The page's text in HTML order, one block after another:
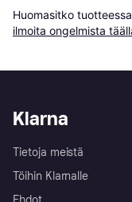
Huomasitko
ilmoita ongelmista
Klarna
Tietoja meistä
Töihin Klarnalle